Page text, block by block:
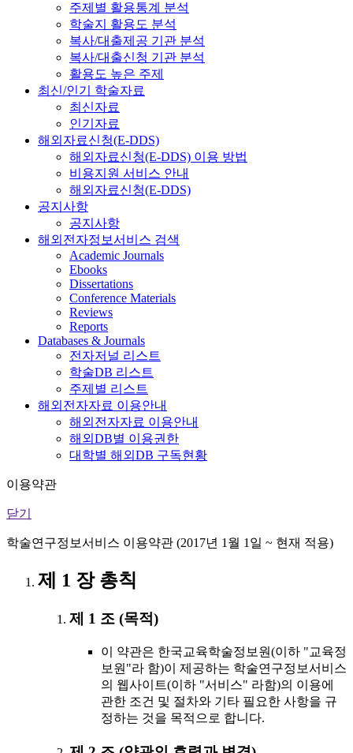
주제별 활용통계 분석
학술지 활용도 분석
복사/대출제공 기관 분석
복사/대출신청 기관 분석
활용도 높은 주제
최신/인기 학술자료
최신자료
인기자료
해외자료신청(E-DDS)
해외자료신청(E-DDS) 이용 방법
비용지원 서비스 안내
해외자료신청(E-DDS)
공지사항
공지사항
해외전자정보서비스 검색
Academic Journals
Ebooks
Dissertations
Conference Materials
Reviews
Reports
Databases & Journals
전자저널 리스트
학술DB 리스트
주제별 리스트
해외전자자료 이용안내
해외전자자료 이용안내
해외DB별 이용권한
대학별 해외DB 구독현황
이용약관
닫기
학술연구정보서비스 이용약관 (2017년 1월 1일 ~ 현재 적용)
제 1 장 총칙
제 1 조 (목적)
이 약관은 한국교육학술정보원(이하 "교육정
보원"라 함)이 제공하는 학술연구정보서비스
의 웹사이트(이하 "서비스" 라함)의 이용에
관한 조건 및 절차와 기타 필요한 사항을 규
정하는 것을 목적으로 합니다.